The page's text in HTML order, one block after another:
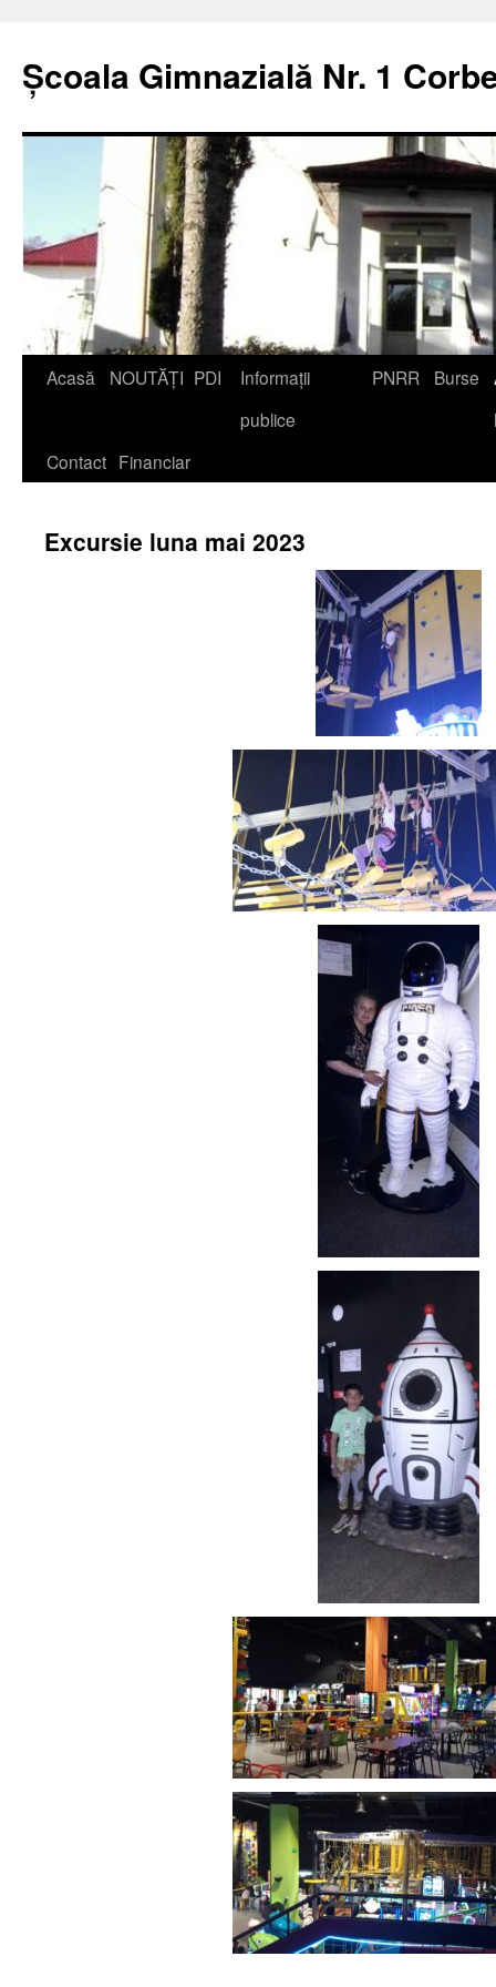
Școala Gimnazială Nr. 1
Acasă NOUTĂȚI PDI
Informații
publice
PNRR Burse
Contact Financiar
Excursie luna mai 2023